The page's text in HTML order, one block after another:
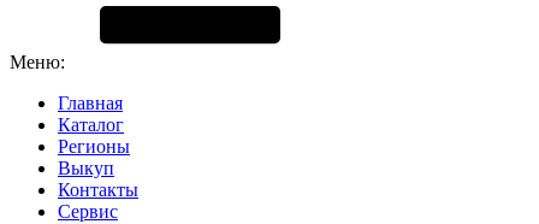
Меню:
Главная
Каталог
Регионы
Выкуп
Контакты
Сервис